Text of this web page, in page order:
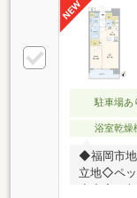
駐車場あ
浴室乾燥
◆福岡市地
立地◇ペッ
◆充実の